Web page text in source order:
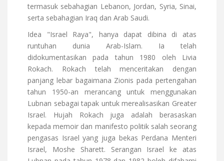
termasuk sebahagian Lebanon, Jordan, Syria, Sinai,
serta sebahagian Iraq dan Arab Saudi.
Idea "Israel Raya", hanya dapat dibina di atas
runtuhan dunia Arab-Islam. Ia telah
didokumentasikan pada tahun 1980 oleh Livia
Rokach. Rokach telah menceritakan dengan
panjang lebar bagaimana Zionis pada pertengahan
tahun 1950-an merancang untuk menggunakan
Lubnan sebagai tapak untuk merealisasikan Greater
Israel. Hujah Rokach juga adalah berasaskan
kepada memoir dan manifesto politik salah seorang
pengasas Israel yang juga bekas Perdana Menteri
Israel, Moshe Sharett. Serangan Israel ke atas